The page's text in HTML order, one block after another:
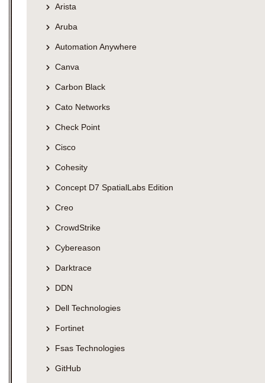
Arista
Aruba
Automation Anywhere
Canva
Carbon Black
Cato Networks
Check Point
Cisco
Cohesity
Concept D7 SpatialLabs Edition
Creo
CrowdStrike
Cybereason
Darktrace
DDN
Dell Technologies
Fortinet
Fsas Technologies
GitHub